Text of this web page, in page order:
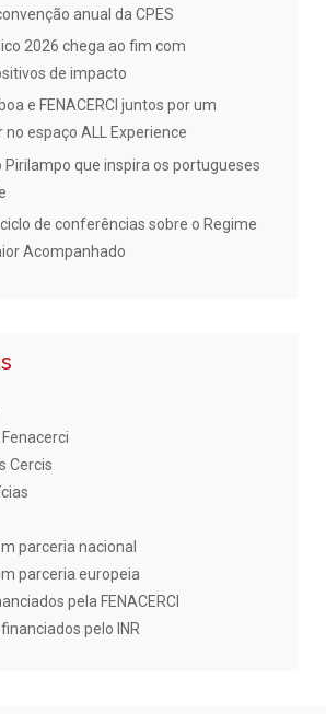
anual da CPES
2026 chega ao fim com
de impacto
e FENACERCI juntos por um
espaço ALL Experience
Pirilampo que inspira os portugueses
de conferências sobre o Regime
Acompanhado
Cercis
parceria nacional
parceria europeia
pela FENACERCI
pelo INR